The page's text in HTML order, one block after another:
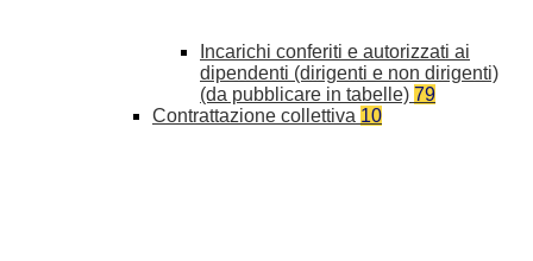
Incarichi conferiti e autorizzati ai
dipendenti (dirigenti e non dirigenti)
(da pubblicare in tabelle) 79
Contrattazione collettiva 10